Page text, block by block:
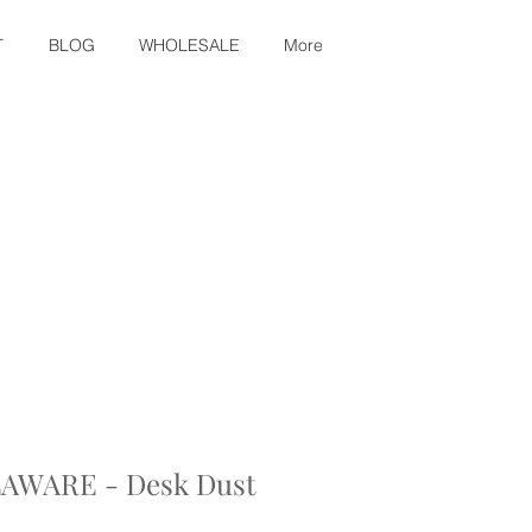
BLOG WHOLESALE More
- Desk Dust